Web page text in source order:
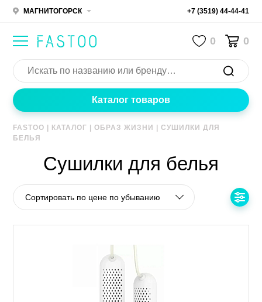
МАГНИТОГОРСК +7 (3519) 44-44-41
0 0
Каталог товаров
FASTOO КАТАЛОГ |ОБРАЗ ЖИЗНИ |СУШИЛКИ ДЛЯ
БЕЛЬЯ
Сушилки для белья
Сортировать по цене по убыванию